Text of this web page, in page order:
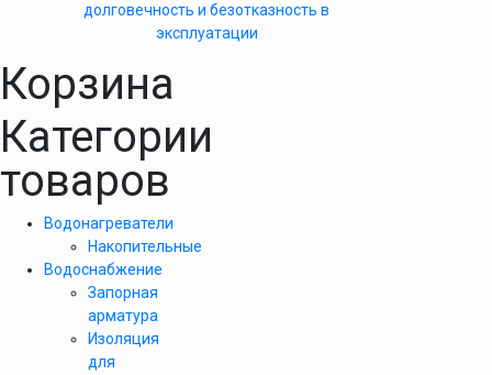
долговечность и безотказность в
эксплуатации
Корзина
Категории
товаров
Водонагреватели
Накопительные
Водоснабжение
Запорная
арматура
Изоляция
для